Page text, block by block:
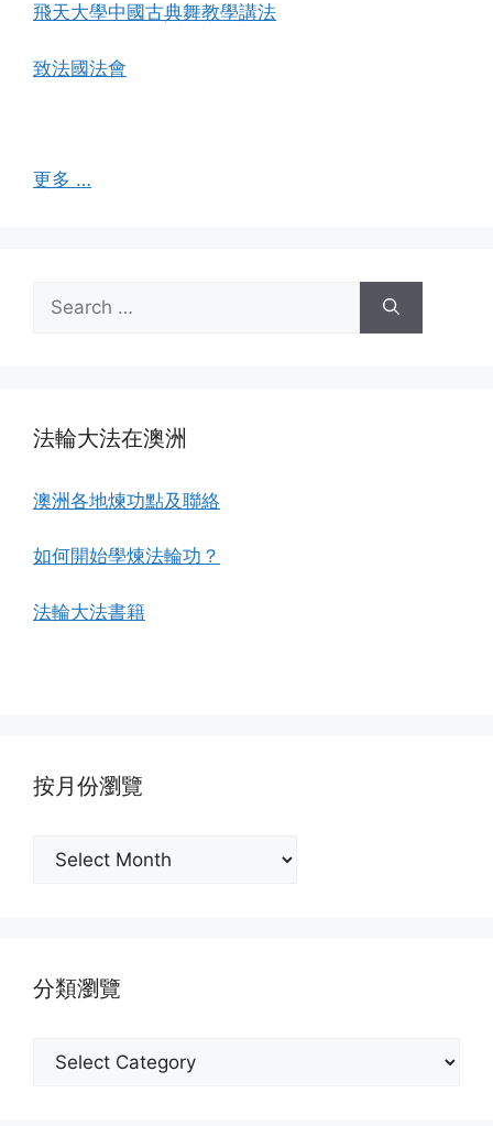
飛天大學中國古典舞教學講法
致法國法會
更多 …
for:
法輪大法在澳洲
澳洲各地煉功點及聯絡
如何開始學煉法輪功？
法輪大法書籍
按月份瀏覽
分類瀏覽